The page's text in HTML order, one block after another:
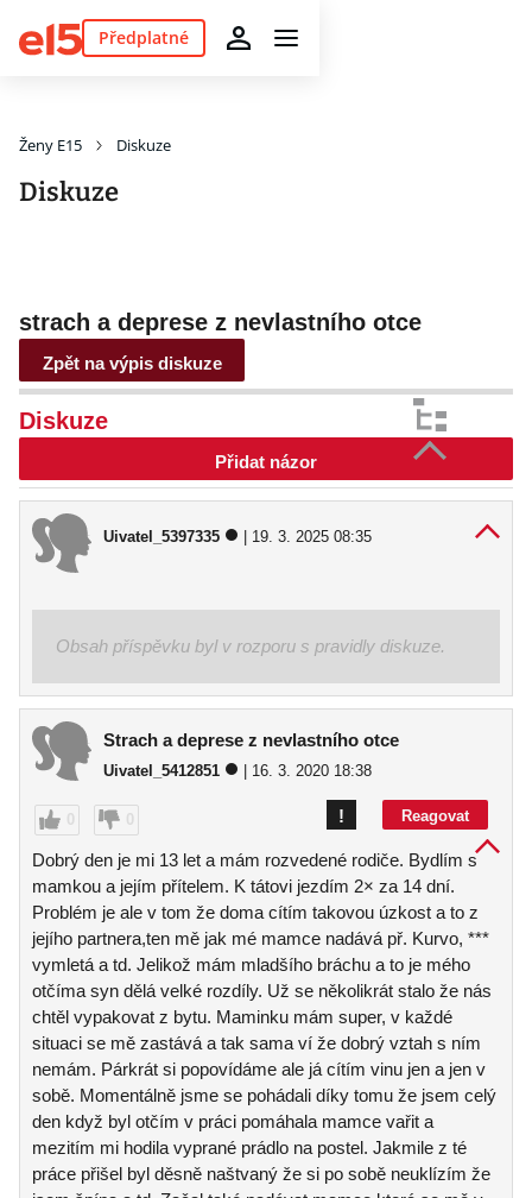
Předplatné
Ženy E15 Diskuze
Diskuze
strach a deprese z nevlastního otce
Zpět na výpis diskuze
Diskuze
Přidat názor
Uivatel_5397335 | 19. 3. 2025 08:35
Obsah příspěvku byl v rozporu s pravidly diskuze.
Strach a deprese z nevlastního otce
Uivatel_5412851 | 16. 3. 2020 18:38
0 0 Reagovat
!
Dobrý den je mi 13 let a mám rozvedené rodiče. Bydlím s
mamkou a jejím přítelem. K tátovi jezdím 2× za 14 dní.
Problém je ale v tom že doma cítím takovou úzkost a to z
jejího partnera,ten mě jak mé mamce nadává př. Kurvo, ***
vymletá a td. Jelikož mám mladšího bráchu a to je mého
otčíma syn dělá velké rozdíly. Už se několikrát stalo že nás
chtěl vypakovat z bytu. Maminku mám super, v každé
situaci se mě zastává a tak sama ví že dobrý vztah s ním
nemám. Párkrát si popovídáme ale já cítím vinu jen a jen v
sobě. Momentálně jsme se pohádali díky tomu že jsem celý
den když byl otčím v práci pomáhala mamce vařit a
mezitím mi hodila vyprané prádlo na postel. Jakmile z té
práce přišel byl děsně naštvaný že si po sobě neuklízím že